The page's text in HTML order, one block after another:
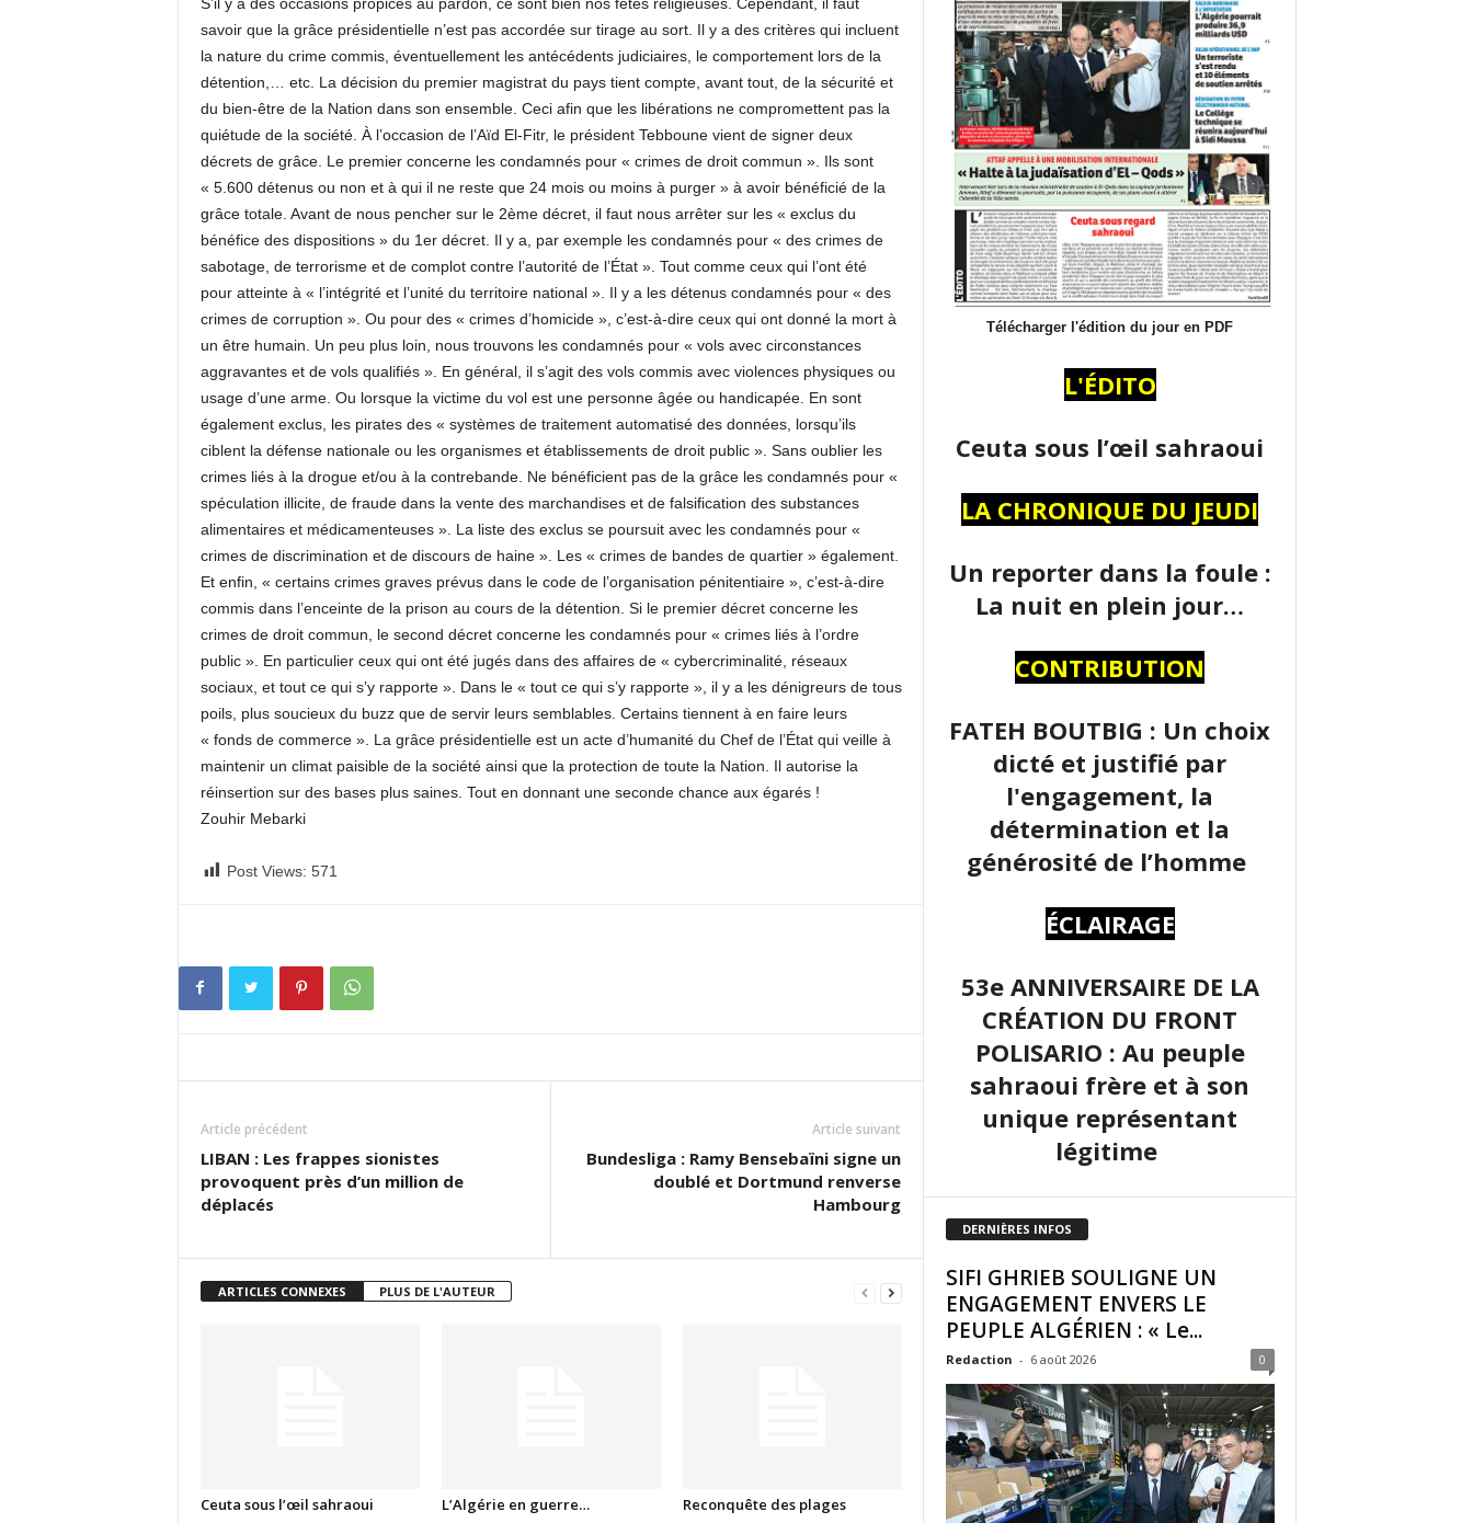
savoir que la grâce présidentielle n’est pas accordée sur tirage au sort. Il y a des critères qui incluent
la nature du crime commis, éventuellement les antécédents judiciaires, le comportement lors de la
détention,… etc. La décision du premier magistrat du pays tient compte, avant tout, de la sécurité et
du bien-être de la Nation dans son ensemble. Ceci afin que les libérations ne compromettent pas la
quiétude de la société. À l’occasion de l’Aïd El-Fitr, le président Tebboune vient de signer deux
décrets de grâce. Le premier concerne les condamnés pour « crimes de droit commun ». Ils sont
« 5.600 détenus ou non et à qui il ne reste que 24 mois ou moins à purger » à avoir bénéficié de la
grâce totale. Avant de nous pencher sur le 2ème décret, il faut nous arrêter sur les « exclus du
bénéfice des dispositions » du 1er décret. Il y a, par exemple les condamnés pour « des crimes de
sabotage, de terrorisme et de complot contre l’autorité de l’État ». Tout comme ceux qui l’ont été
pour atteinte à « l’intégrité et l’unité du territoire national ». Il y a les détenus condamnés pour « des
crimes de corruption ». Ou pour des « crimes d’homicide », c’est-à-dire ceux qui ont donné la mort à
un être humain. Un peu plus loin, nous trouvons les condamnés pour « vols avec circonstances
aggravantes et de vols qualifiés ». En général, il s’agit des vols commis avec violences physiques ou
usage d’une arme. Ou lorsque la victime du vol est une personne âgée ou handicapée. En sont
également exclus, les pirates des « systèmes de traitement automatisé des données, lorsqu’ils
ciblent la défense nationale ou les organismes et établissements de droit public ». Sans oublier les
crimes liés à la drogue et/ou à la contrebande. Ne bénéficient pas de la grâce les condamnés pour «
spéculation illicite, de fraude dans la vente des marchandises et de falsification des substances
alimentaires et médicamenteuses ». La liste des exclus se poursuit avec les condamnés pour «
crimes de discrimination et de discours de haine ». Les « crimes de bandes de quartier » également.
Et enfin, « certains crimes graves prévus dans le code de l’organisation pénitentiaire », c’est-à-dire
commis dans l’enceinte de la prison au cours de la détention. Si le premier décret concerne les
crimes de droit commun, le second décret concerne les condamnés pour « crimes liés à l’ordre
public ». En particulier ceux qui ont été jugés dans des affaires de « cybercriminalité, réseaux
sociaux, et tout ce qui s’y rapporte ». Dans le « tout ce qui s’y rapporte », il y a les dénigreurs de tous
poils, plus soucieux du buzz que de servir leurs semblables. Certains tiennent à en faire leurs
« fonds de commerce ». La grâce présidentielle est un acte d’humanité du Chef de l’État qui veille à
maintenir un climat paisible de la société ainsi que la protection de toute la Nation. Il autorise la
réinsertion sur des bases plus saines. Tout en donnant une seconde chance aux égarés !
Zouhir Mebarki
Post Views: 571
Article précédent
LIBAN : Les frappes sionistes
provoquent près d’un million de
déplacés
Article suivant
Bundesliga : Ramy Bensebaïni signe un
doublé et Dortmund renverse
Hambourg
ARTICLES CONNEXES PLUS DE L'AUTEUR
Ceuta sous l’œil sahraoui L’Algérie en guerre… Reconquête des plages
Télécharger l'édition du jour en PDF
L'ÉDITO
Ceuta sous l’œil sahraoui
LA CHRONIQUE DU JEUDI
Un reporter dans la foule :
La nuit en plein jour…
CONTRIBUTION
FATEH BOUTBIG : Un choix
dicté et justifié par
l'engagement, la
détermination et la
générosité de l’homme
ÉCLAIRAGE
53e ANNIVERSAIRE DE LA
CRÉATION DU FRONT
POLISARIO : Au peuple
sahraoui frère et à son
unique représentant
légitime
DERNIÈRES INFOS
SIFI GHRIEB SOULIGNE UN
ENGAGEMENT ENVERS LE
PEUPLE ALGÉRIEN : « Le...
Redaction - 6 août 2026 0